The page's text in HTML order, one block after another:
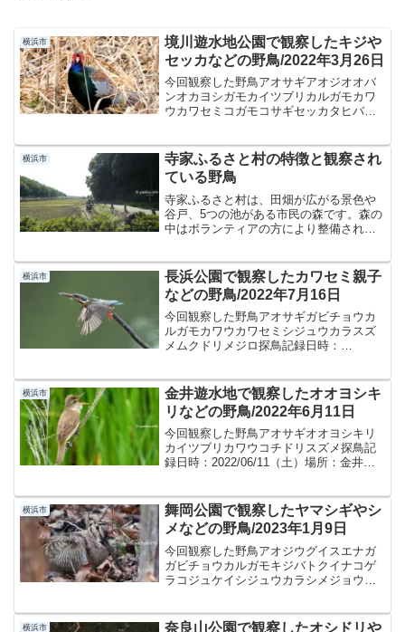
横浜市
境川遊水地公園で観察したキジや
セッカなどの野鳥/2022年3月26日
今回観察した野鳥アオサギアオジオオバ
ンオカヨシガモカイツブリカルガモカワ
ウカワセミコガモコサギセッカタヒバリ
探鳥記録日時：2022/03/26（土）場所：
境川遊水地公園...
横浜市
寺家ふるさと村の特徴と観察され
ている野鳥
寺家ふるさと村は、田畑が広がる景色や
谷戸、5つの池がある市民の森です。森の
中はボランティアの方により整備されて
流)、畑、田んぼ、池、谷戸の奥、丘陵な
ど。季節によって様々な...
横浜市
長浜公園で観察したカワセミ親子
などの野鳥/2022年7月16日
今回観察した野鳥アオサギガビチョウカ
ルガモカワウカワセミシジュウカラスズ
メムクドリメジロ探鳥記録日時：
野鳥は少ない印象です。干潟には「アオ
サギ」「カワウ」「カル...
横浜市
金井遊水地で観察したオオヨシキ
リなどの野鳥/2022年6月11日
今回観察した野鳥アオサギオオヨシキリ
カイツブリカワウコチドリスズメ探鳥記
録日時：2022/06/11（土）場所：金井遊
増えた「柏尾川（かしおがわ）」の流水
を一時的にた...
横浜市
舞岡公園で観察したヤマシギやシ
メなどの野鳥/2023年1月9日
今回観察した野鳥アオジウグイスエナガ
ガビチョウカルガモキジバトクイナコゲ
ラコジュケイシジュウカラシメジョウビ
2023/01/09（月）場所：舞岡公園天候：
横浜市
奈良山公園で観察したオシドリや